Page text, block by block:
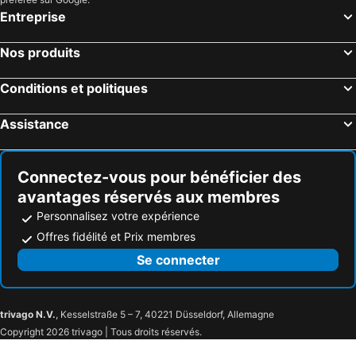
Hôtels Pitlochry
Hôtels Portsmouth
Hôtels Ealing
Hôtels Sheffield
Hôtels Sutton
Hôtels Rye
Hôtels Hastings
Entreprise
Nos produits
Conditions et politiques
Assistance
Connectez-vous pour bénéficier des
avantages réservés aux membres
Personnalisez votre expérience
Offres fidélité et Prix membres
Se connecter
trivago N.V., Kesselstraße 5 – 7, 40221 Düsseldorf, Allemagne
Copyright 2026 trivago | Tous droits réservés.